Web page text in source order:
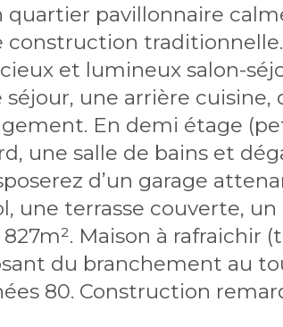
quartier pavillonnaire
construction
et lumineux salon-
une arrière cuisine,
En demi étage
une salle de bains et
d’un garage
une terrasse couverte,
Maison à rafraichir
du branchement au
80. Construction